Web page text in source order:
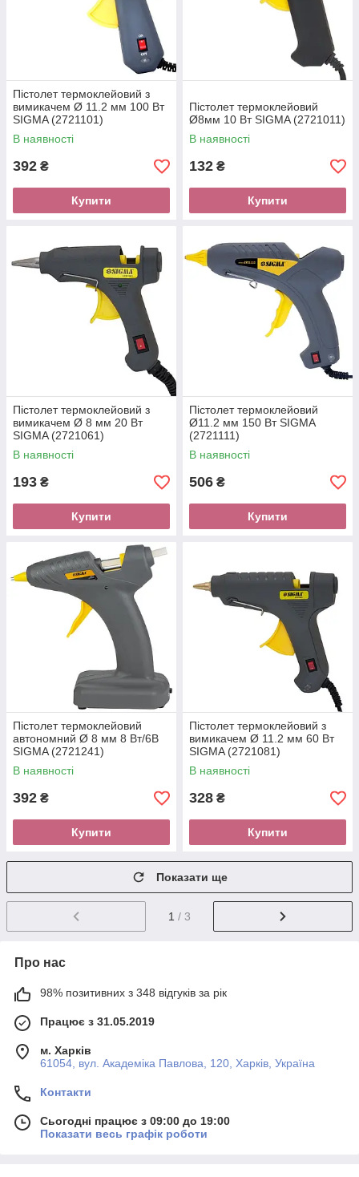
Пістолет термоклейовий з
вимикачем Ø 11.2 мм 100 Вт
SIGMA (2721101)
В наявності
392 ₴
Купити
Пістолет термоклейовий
Ø8мм 10 Вт SIGMA (2721011)
В наявності
132 ₴
Купити
Пістолет термоклейовий з
вимикачем Ø 8 мм 20 Вт
SIGMA (2721061)
В наявності
193 ₴
Купити
Пістолет термоклейовий
Ø11.2 мм 150 Вт SIGMA
(2721111)
В наявності
506 ₴
Купити
Пістолет термоклейовий
автономний Ø 8 мм 8 Вт/6В
SIGMA (2721241)
В наявності
392 ₴
Купити
Пістолет термоклейовий з
вимикачем Ø 11.2 мм 60 Вт
SIGMA (2721081)
В наявності
328 ₴
Купити
Показати ще
1 / 3
Про нас
98% позитивних з 348 відгуків за рік
Працює з 31.05.2019
м. Харків
61054, вул. Академіка Павлова, 120, Харків, Україна
Контакти
Сьогодні працює з 09:00 до 19:00
Показати весь графік роботи